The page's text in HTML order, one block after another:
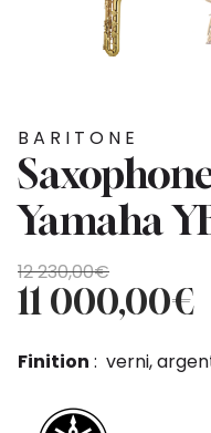
BARITONE
Yamaha
12 230,00€
Original
price
was:
12
11 000,00€
Current
price
is:
11
Finition : verni,